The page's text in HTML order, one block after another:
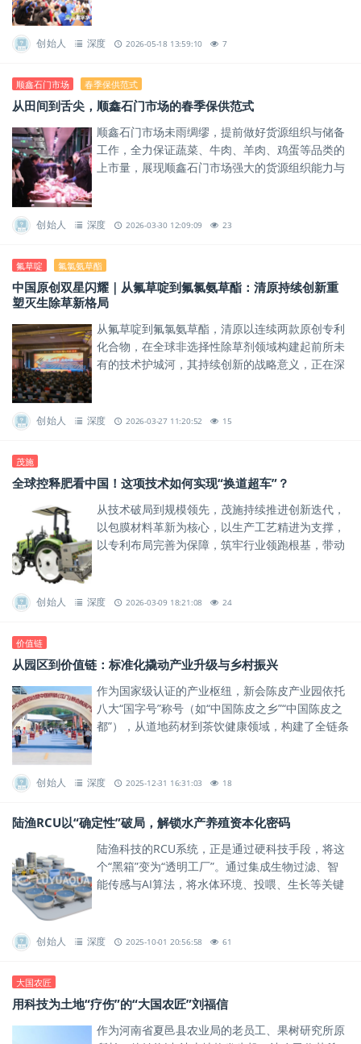
创始人 深度 2026-05-18 13:59:10 7
顺鑫石门市场 春季保供范式
从田间到舌尖，顺鑫石门市场的春季保供范式
顺鑫石门市场未雨绸缪，提前做好货源组织与储备
工作，全力保证蔬菜、牛肉、羊肉、鸡蛋等品类的
上市量，展现顺鑫石门市场强大的货源组织能力与
创始人 深度 2026-03-30 12:09:09 23
氟草啶 氟氯氨草酯
​中国原创双星闪耀｜从氟草啶到氟氯氨草酯：清原持续创新重
塑灭生除草新格局
从氟草啶到氟氯氨草酯，清原以连续两款原创专利
化合物，在全球非选择性除草剂领域构建起前所未
有的技术护城河，其持续创新的战略意义，正在深
创始人 深度 2026-03-27 11:20:52 15
茂施
全球控释肥看中国！这项技术如何实现“换道超车”？
从技术破局到规模领先，茂施持续推进创新迭代，
以包膜材料革新为核心，以生产工艺精进为支撑，
以专利布局完善为保障，筑牢行业领跑根基，带动
创始人 深度 2026-03-09 18:21:08 24
价值链
​从园区到价值链：标准化撬动产业升级与乡村振兴
作为国家级认证的产业枢纽，新会陈皮产业园依托
八大“国字号”称号（如“中国陈皮之乡”“中国陈皮之
都”），从道地药材到茶饮健康领域，构建了全链条
创始人 深度 2025-12-31 16:31:03 18
陆渔RCU以“确定性”破局，解锁水产养殖资本化密码
陆渔科技的RCU系统，正是通过硬科技手段，将这
个“黑箱”变为“透明工厂”。通过集成生物过滤、智
能传感与AI算法，将水体环境、投喂、生长等关键
创始人 深度 2025-10-01 20:56:58 61
大国农匠
用科技为土地“疗伤”的“大国农匠”刘福信
作为河南省夏邑县农业局的老员工、果树研究所原